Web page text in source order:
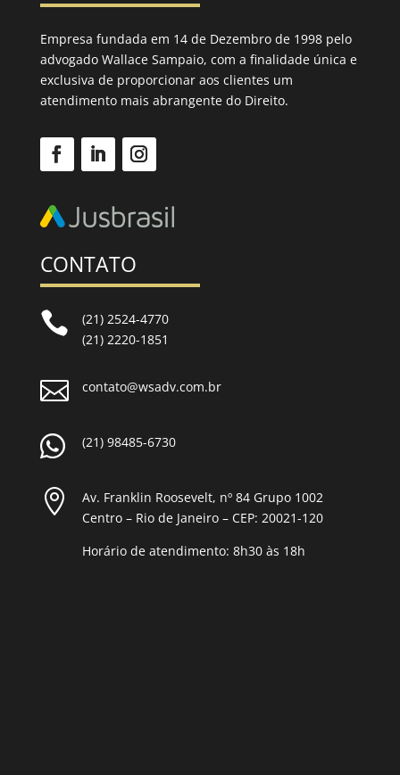
Empresa fundada em 14 de Dezembro de 1998 pelo
advogado Wallace Sampaio, com a finalidade única e
exclusiva de proporcionar aos clientes um
atendimento mais abrangente do Direito.
CONTATO

(21) 2524-4770
(21) 2220-1851
 contato@wsadv.com.br
 (21) 98485-6730

Av. Franklin Roosevelt, nº 84 Grupo 1002
Centro – Rio de Janeiro – CEP: 20021-120
Horário de atendimento: 8h30 às 18h